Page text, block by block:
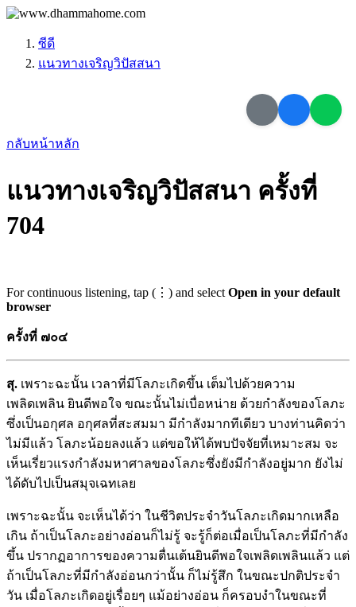
ซีดี
แนวทางเจริญวิปัสสนา
กลับหน้าหลัก
แนวทางเจริญวิปัสสนา ครั้งที่
704
For continuous listening, tap (⋮) and select Open in your default
browser
ครั้งที่ ๗๐๔
สุ. เพราะฉะนั้น เวลาที่มีโลภะเกิดขึ้น เต็มไปด้วยความ
เพลิดเพลิน ยินดีพอใจ ขณะนั้นไม่เบื่อหน่าย ด้วยกำลังของโลภะ
ซึ่งเป็นอกุศล อกุศลที่สะสมมา มีกำลังมากทีเดียว บางท่านคิดว่า
ไม่มีแล้ว โลภะน้อยลงแล้ว แต่ขอให้ได้พบปัจจัยที่เหมาะสม จะ
เห็นเรี่ยวแรงกำลังมหาศาลของโลภะซึ่งยังมีกำลังอยู่มาก ยังไม่
ได้ดับไปเป็นสมุจเฉทเลย
เพราะฉะนั้น จะเห็นได้ว่า ในชีวิตประจำวันโลภะเกิดมากเหลือ
เกิน ถ้าเป็นโลภะอย่างอ่อนก็ไม่รู้ จะรู้ก็ต่อเมื่อเป็นโลภะที่มีกำลัง
ขึ้น ปรากฏอาการของความตื่นเต้นยินดีพอใจเพลิดเพลินแล้ว แต่
ถ้าเป็นโลภะที่มีกำลังอ่อนกว่านั้น ก็ไม่รู้สึก ในขณะปกติประจำ
วัน เมื่อโลภะเกิดอยู่เรื่อยๆ แม้อย่างอ่อน ก็ครอบงำในขณะที่